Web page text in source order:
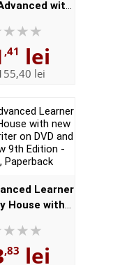
with
,41 lei
lei
Learner
House with
New 9th
- Format,
,83 lei